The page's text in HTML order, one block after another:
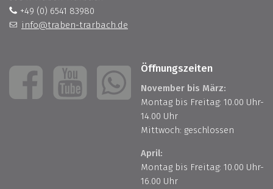
+49 (0) 6541 83980
info@traben-trarbach.de
Öffnungszeiten
November bis März:
Montag bis Freitag: 10.00 Uhr-
14.00 Uhr
Mittwoch: geschlossen
April:
Montag bis Freitag: 10.00 Uhr-
16.00 Uhr